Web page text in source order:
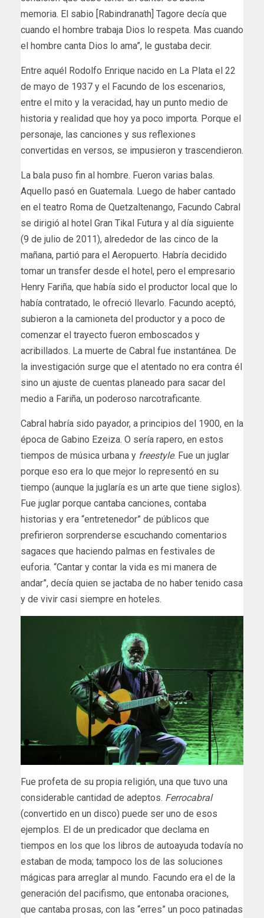
memoria. El sabio [Rabindranath] Tagore decía que
cuando el hombre trabaja Dios lo respeta. Mas cuando
el hombre canta Dios lo ama”, le gustaba decir.
Entre aquél Rodolfo Enrique nacido en La Plata el 22
de mayo de 1937 y el Facundo de los escenarios,
entre el mito y la veracidad, hay un punto medio de
historia y realidad que hoy ya poco importa. Porque el
personaje, las canciones y sus reflexiones
convertidas en versos, se impusieron y trascendieron.
La bala puso fin al hombre. Fueron varias balas.
Aquello pasó en Guatemala. Luego de haber cantado
en el teatro Roma de Quetzaltenango, Facundo Cabral
se dirigió al hotel Gran Tikal Futura y al día siguiente
(9 de julio de 2011), alrededor de las cinco de la
mañana, partió para el Aeropuerto. Habría decidido
tomar un transfer desde el hotel, pero el empresario
Henry Fariña, que había sido el productor local que lo
había contratado, le ofreció llevarlo. Facundo aceptó,
subieron a la camioneta del productor y a poco de
comenzar el trayecto fueron emboscados y
acribillados. La muerte de Cabral fue instantánea. De
la investigación surge que el atentado no era contra él
sino un ajuste de cuentas planeado para sacar del
medio a Fariña, un poderoso narcotraficante.
Cabral habría sido payador, a principios del 1900, en la
época de Gabino Ezeiza. O sería rapero, en estos
tiempos de música urbana y freestyle. Fue un juglar
porque eso era lo que mejor lo representó en su
tiempo (aunque la juglaría es un arte que tiene siglos).
Fue juglar porque cantaba canciones, contaba
historias y era “entretenedor” de públicos que
prefirieron sorprenderse escuchando comentarios
sagaces que haciendo palmas en festivales de
euforia. “Cantar y contar la vida es mi manera de
andar”, decía quien se jactaba de no haber tenido casa
y de vivir casi siempre en hoteles.
Fue profeta de su propia religión, una que tuvo una
considerable cantidad de adeptos. Ferrocabral
(convertido en un disco) puede ser uno de esos
ejemplos. El de un predicador que declama en
tiempos en los que los libros de autoayuda todavía no
estaban de moda; tampoco los de las soluciones
mágicas para arreglar al mundo. Facundo era el de la
generación del pacifismo, que entonaba oraciones,
que cantaba prosas, con las “erres” un poco patinadas